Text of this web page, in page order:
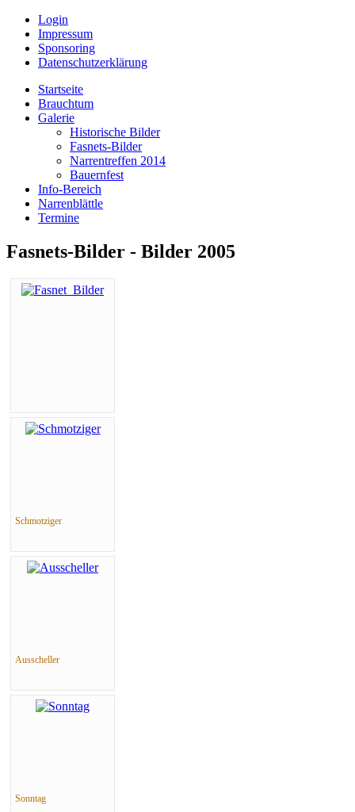
Login
Impressum
Sponsoring
Datenschutzerklärung
Startseite
Brauchtum
Galerie
Historische Bilder
Fasnets-Bilder
Narrentreffen 2014
Bauernfest
Info-Bereich
Narrenblättle
Termine
Fasnets-Bilder - Bilder 2005
Schmotziger
Ausscheller
Sonntag